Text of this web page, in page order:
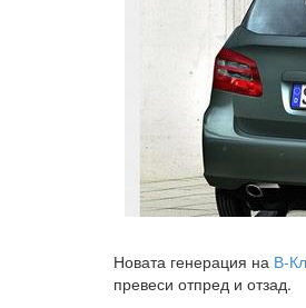
Новата генерация на В-
превеси отпред и отзад.